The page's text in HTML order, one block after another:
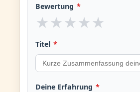
Bewertung *
★ ★ ★ ★ ★
Titel *
Deine Erfahrung *